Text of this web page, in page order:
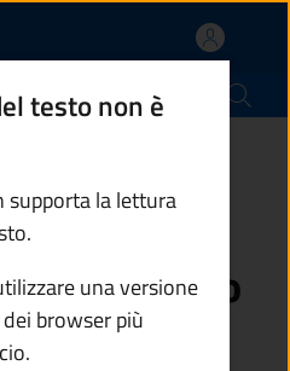
di
scheda).
di Sellero
testo non è
supporta la lettura
una versione
browser più